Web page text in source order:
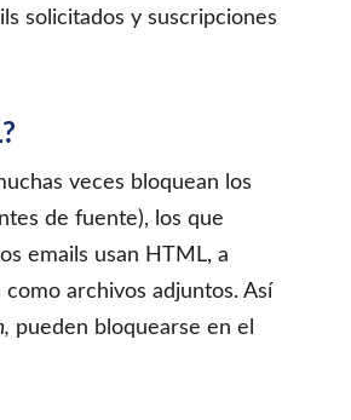
solicitados y suscripciones
veces bloquean los
de fuente), los que
emails usan HTML, a
archivos adjuntos. Así
pueden bloquearse en el